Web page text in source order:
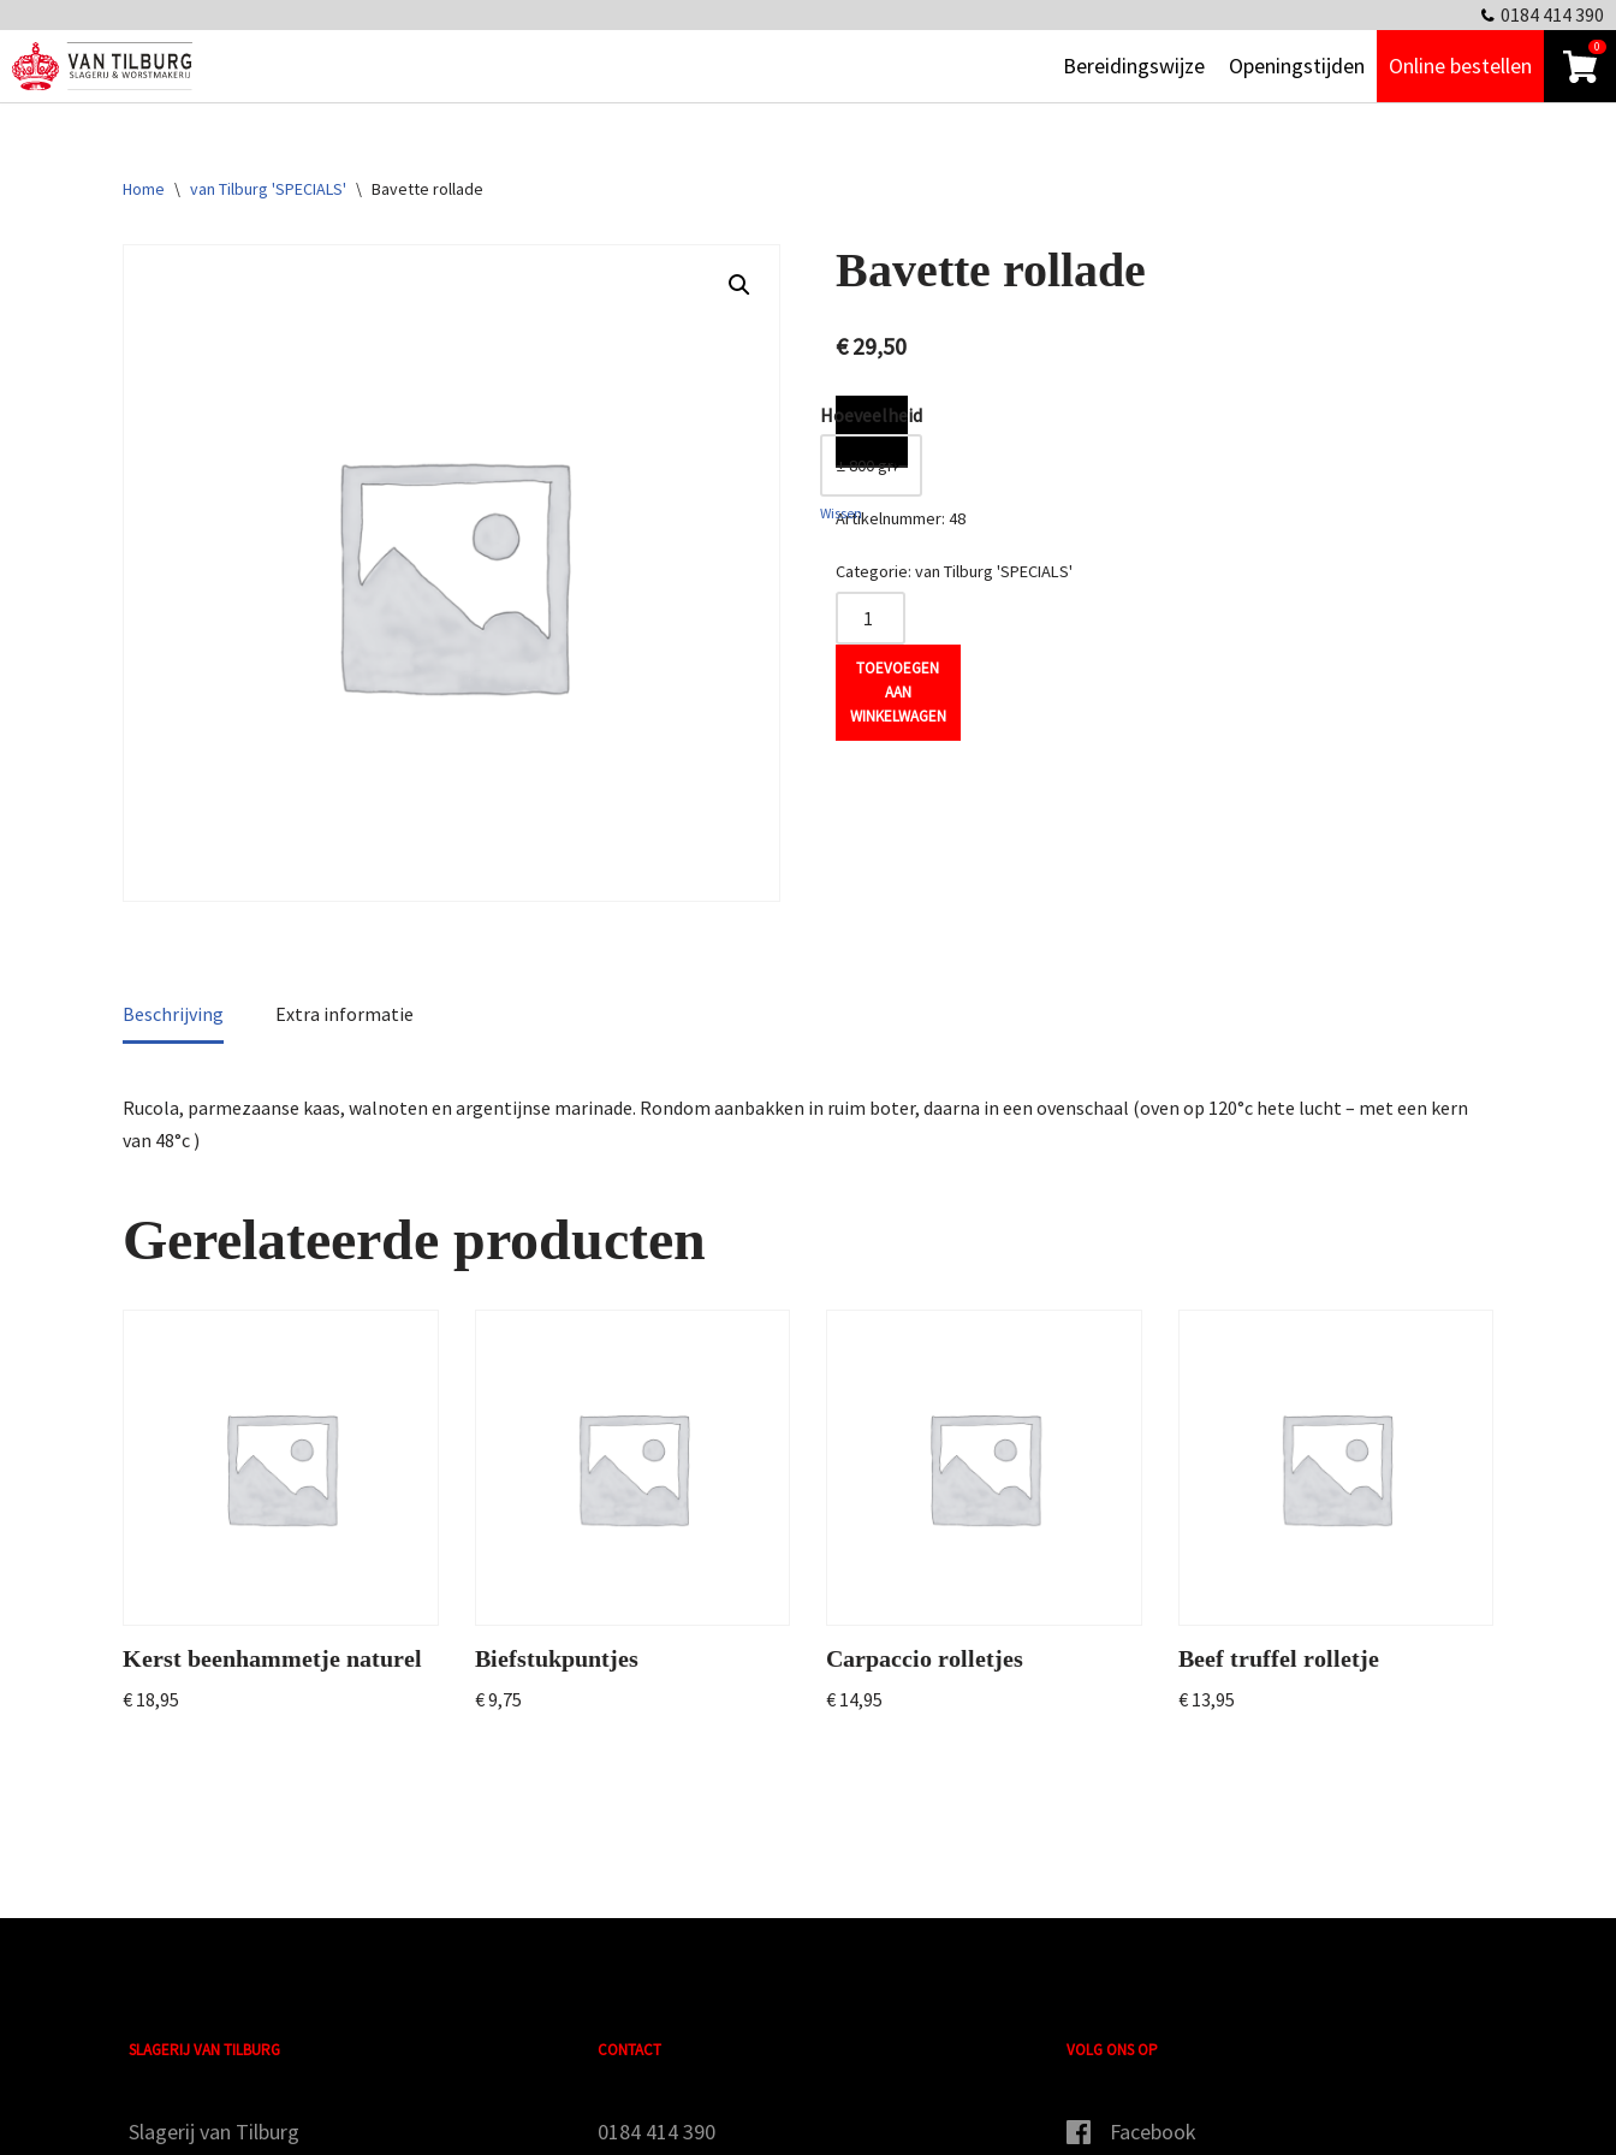
Ga
naar
0184 414 390
Bereidingswijze Openingstijden Online bestellen
0
Home \ van Tilburg 'SPECIALS' \ Bavette rollade
Bavette rollade
€29,50
Hoeveelheid
Wissen
TOEVOEGEN
AAN
WINKELWAGEN
Artikelnummer: 48
Categorie: van Tilburg 'SPECIALS'
Beschrijving Extra informatie
Rucola, parmezaanse kaas, walnoten en argentijnse marinade. Rondom aanbakken in ruim boter, daarna in een ovenschaal (oven op 120°c hete lucht – met een kern
van 48°c )
Gerelateerde producten
Kerst beenhammetje naturel
€ 18,95
Biefstukpuntjes
€9,75
Carpaccio rolletjes
€ 14,95
Beef truffel rolletje
€13,95
SLAGERIJ VAN TILBURG
Slagerij van Tilburg
CONTACT
0184 414 390
VOLG ONS OP
Facebook